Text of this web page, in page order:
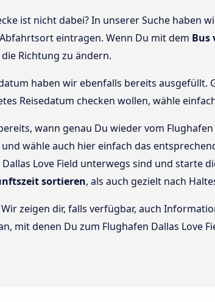
ist nicht dabei? In unserer Suche haben
eintragen. Wenn Du mit dem Bus
Richtung zu ändern.
haben wir ebenfalls bereits ausgefüllt.
Reisedatum checken wollen, wähle
wann genau Du wieder vom
wähle auch hier einfach das
Love Field unterwegs sind und starte
sortieren, als auch gezielt nach
zeigen dir, falls verfügbar, auch
mit denen Du zum Flughafen Dallas Love